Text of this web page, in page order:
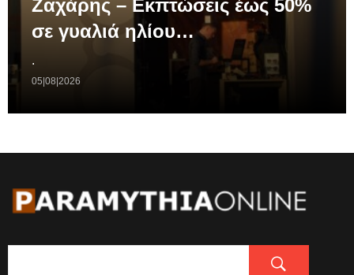
Ζαχάρης – Εκπτώσεις έως 50%
σε γυαλιά ηλίου…
.
05|08|2026